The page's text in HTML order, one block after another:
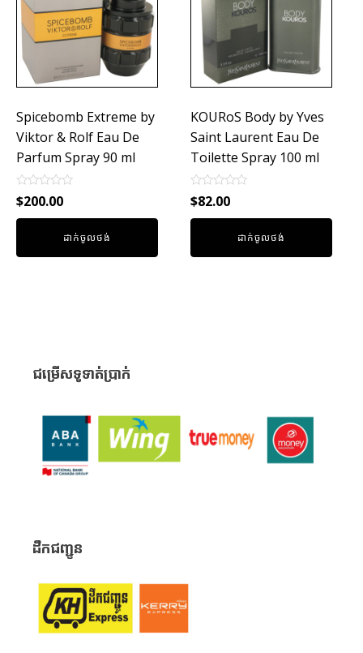
Spicebomb Extreme by
Viktor & Rolf Eau De
Parfum Spray 90 ml
Rated
0
out
$200.00
ដាក់ចូលថង់
KOURoS Body by Yves
Saint Laurent Eau De
Toilette Spray 100 ml
Rated
0
out
$82.00
ដាក់ចូលថង់
ជម្រើសទូទាត់ប្រាក់
ដឹកជញ្ជូន